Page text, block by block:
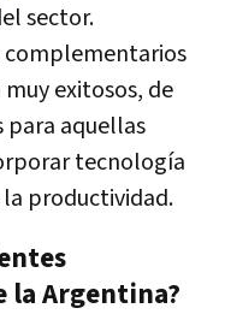
sector.
complementarios
exitosos, de
para aquellas
tecnología
productividad.
la Argentina?